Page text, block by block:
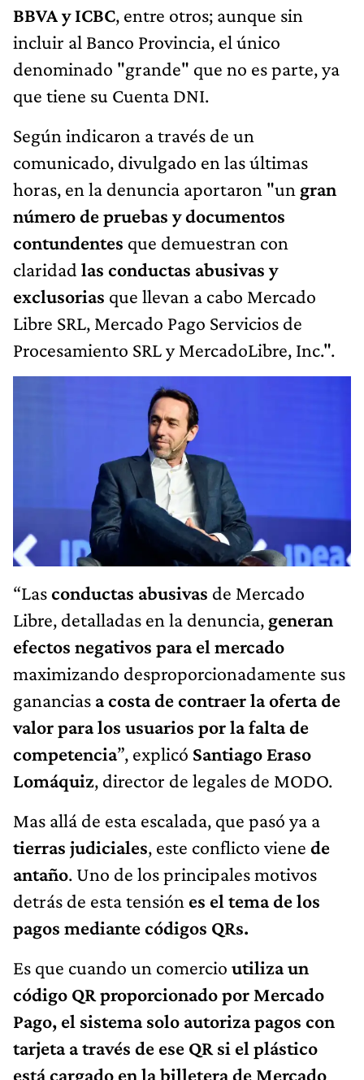
BBVA y ICBC, entre otros; aunque sin
incluir al Banco Provincia, el único
denominado "grande" que no es parte, ya
que tiene su Cuenta DNI.
Según indicaron a través de un
comunicado, divulgado en las últimas
horas, en la denuncia aportaron "un gran
número de pruebas y documentos
contundentes que demuestran con
claridad las conductas abusivas y
exclusorias que llevan a cabo Mercado
Libre SRL, Mercado Pago Servicios de
Procesamiento SRL y MercadoLibre, Inc.".
“Lasconductas abusivas de Mercado
Libre, detalladas en la denuncia, generan
efectos negativos para el mercado
maximizando desproporcionadamente sus
ganancias a costa de contraer la oferta de
valor para los usuarios por la falta de
competencia”, explicó Santiago Eraso
Lomáquiz, director de legales de MODO.
Mas allá de esta escalada, que pasó ya a
tierras judiciales, este conflicto viene de
antaño. Uno de los principales motivos
detrás de esta tensión es el tema de los
pagos mediante códigos QRs.
Es que cuando un comercio utiliza un
código QR proporcionado por Mercado
Pago, el sistema solo autoriza pagos con
tarjeta a través de ese QR si el plástico
está cargado en la billetera de Mercado